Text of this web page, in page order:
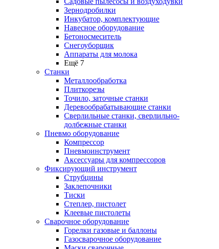
Зернодробилки
Инкубатор, комплектующие
Навесное оборудование
Бетоносмеситель
Снегоуборщик
Аппараты для молока
Ещё 7
Станки
Металлообработка
Плиткорезы
Точило, заточные станки
Деревообрабатывающие станки
Сверлильные станки, сверлильно-
долбежные станки
Пневмо оборудование
Компрессор
Пневмоинструмент
Аксессуары для компрессоров
Фиксирующий инструмент
Струбцины
Заклепочники
Тиски
Степлер, пистолет
Клеевые пистолеты
Сварочное оборудование
Горелки газовые и баллоны
Газосварочное оборудование